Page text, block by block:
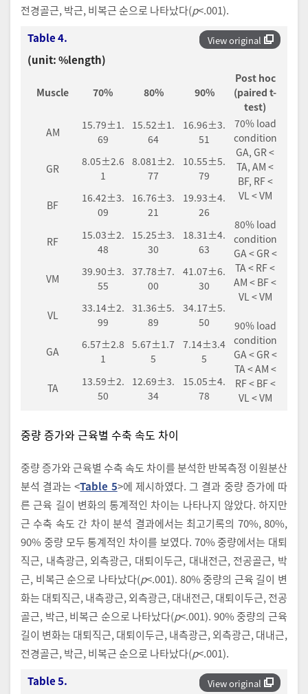
전경골근, 박근, 비복근 순으로 나타났다(p<.001).
View original
Table 4.
(unit: %length)
Muscle 70% 80% 90%
Post hoc
(paired t-
test)
AM
15.79±1.
69
15.52±1.
64
16.96±3.
51
70% load
condition
GA, GR <
TA, AM <
BF, RF <
VL < VM
80% load
condition
GA < GR <
TA < RF <
AM < BF <
VL < VM
90% load
condition
GA < GR <
TA < AM <
RF < BF <
VL < VM
GR
8.05±2.6
1
8.081±2.
77
10.55±5.
79
BF
16.42±3.
09
16.76±3.
21
19.93±4.
26
RF
15.03±2.
48
15.25±3.
30
18.31±4.
63
VM
39.90±3.
55
37.78±7.
00
41.07±6.
30
VL
33.14±2.
99
31.36±5.
89
34.17±5.
50
GA
6.57±2.8
1
5.67±1.7
5
7.14±3.4
5
TA
13.59±2.
50
12.69±3.
34
15.05±4.
78
중량 증가와 근육별 수축 속도 차이
중량 증가와 근육별 수축 속도 차이를 분석한 반복측정 이원분산
분석 결과는 <Table 5>에 제시하였다. 그 결과 중량 증가에 따
른 근육 길이 변화의 통계적인 차이는 나타나지 않았다. 하지만
근 수축 속도 간 차이 분석 결과에서는 최고기록의 70%, 80%,
90% 중량 모두 통계적인 차이를 보였다. 70% 중량에서는 대퇴
직근, 내측광근, 외측광근, 대퇴이두근, 대내전근, 전공골근, 박
근, 비복근 순으로 나타났다(p<.001). 80% 중량의 근육 길이 변
화는 대퇴직근, 내측광근, 외측광근, 대내전근, 대퇴이두근, 전공
골근, 박근, 비복근 순으로 나타났다(p<.001). 90% 중량의 근육
길이 변화는 대퇴직근, 대퇴이두근, 내측광근, 외측광근, 대내근,
전경골근, 박근, 비복근 순으로 나타났다(p<.001).
View original
Table 5.